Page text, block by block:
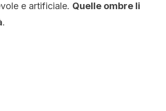
e artificiale. Quelle ombre li
.